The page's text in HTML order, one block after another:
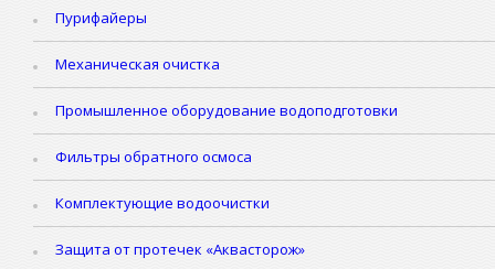
Пурифайеры
Механическая очистка
Промышленное оборудование водоподготовки
Фильтры обратного осмоса
Комплектующие водоочистки
Защита от протечек «Аквасторож»